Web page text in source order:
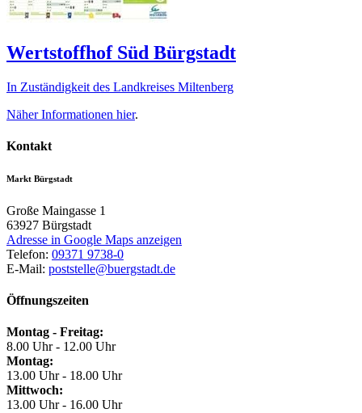
Wertstoffhof Süd Bürgstadt
In Zuständigkeit des Landkreises Miltenberg
Näher Informationen hier.
Kontakt
Markt Bürgstadt
Große Maingasse 1
63927 Bürgstadt
Adresse in Google Maps anzeigen
Telefon: 09371 9738-0
E-Mail: poststelle@buergstadt.de
Öffnungszeiten
Montag - Freitag:
8.00 Uhr - 12.00 Uhr
Montag:
13.00 Uhr - 18.00 Uhr
Mittwoch:
13.00 Uhr - 16.00 Uhr